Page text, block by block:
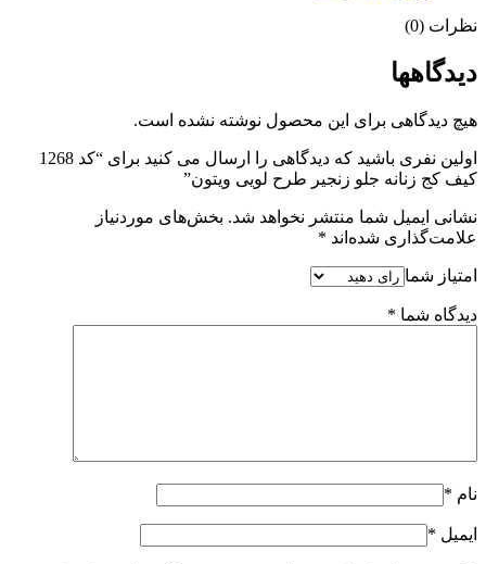
نظرات (0)
دیدگاهها
هیچ دیدگاهی برای این محصول نوشته نشده است.
اولین نفری باشید که دیدگاهی را ارسال می کنید برای “کد 1268
کیف کج زنانه جلو زنجیر طرح لویی ویتون”
نشانی ایمیل شما منتشر نخواهد شد. بخش‌های موردنیاز
علامت‌گذاری شده‌اند *
امتیاز شما
دیدگاه شما *
نام *
ایمیل *